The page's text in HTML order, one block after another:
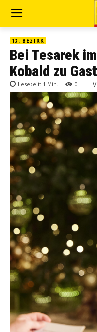
13. BEZIRK
Bei Tesarek
Kobald zu Gast
Lesezeit: 1 Min. 0